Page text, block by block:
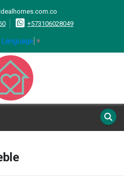
+573106028049
▼